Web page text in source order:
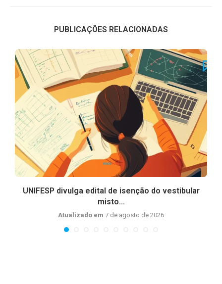
PUBLICAÇÕES RELACIONADAS
UNIFESP divulga edital de isenção do vestibular
misto...
Atualizado em 7 de agosto de 2026